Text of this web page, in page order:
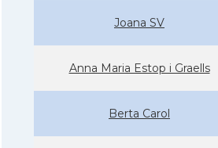
Joana SV
Anna Maria Estop i Graells
Berta Carol